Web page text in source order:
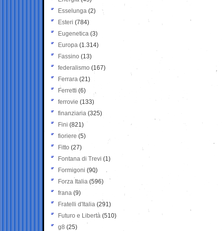
Esselunga (2)
Esteri (784)
Eugenetica (3)
Europa (1.314)
Fassino (13)
federalismo (167)
Ferrara (21)
Ferretti (6)
ferrovie (133)
finanziaria (325)
Fini (821)
fioriere (5)
Fitto (27)
Fontana di Trevi (1)
Formigoni (90)
Forza Italia (596)
frana (9)
Fratelli d'Italia (291)
Futuro e Libertà (510)
g8 (25)